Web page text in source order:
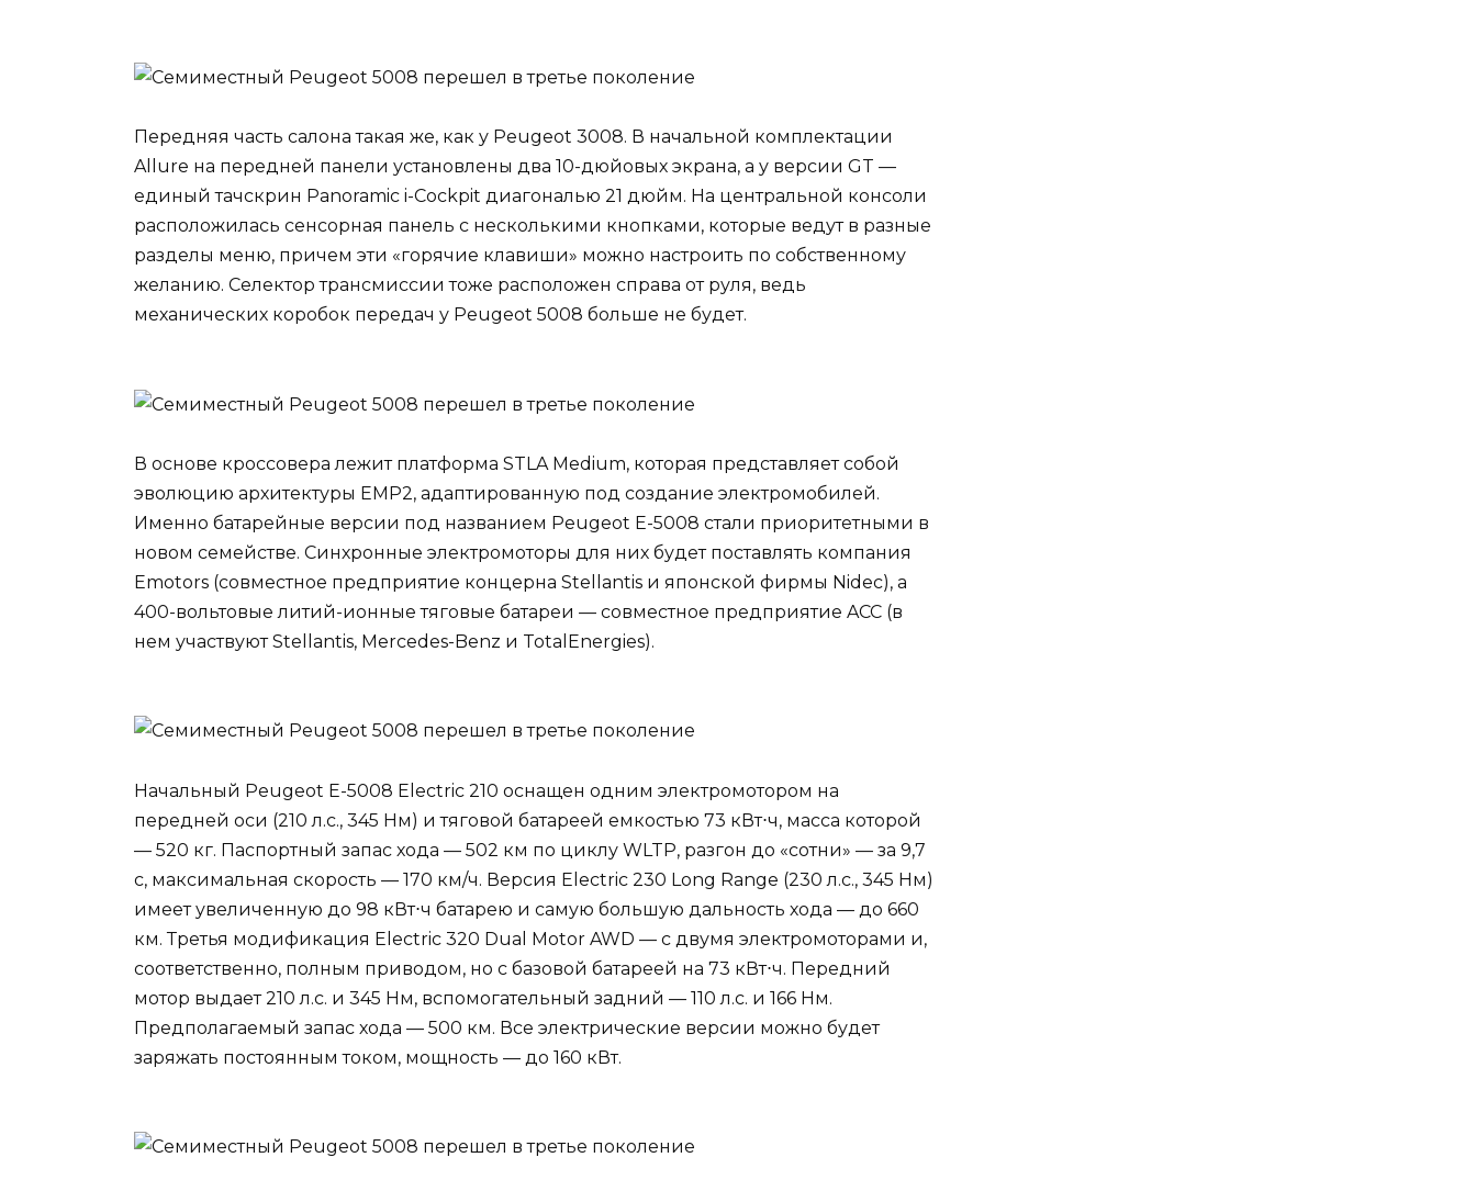
Передняя часть салона такая же, как у Peugeot 3008. В начальной комплектации
Allure на передней панели установлены два 10-дюйовых экрана, а у версии GT —
единый тачскрин Panoramic i-Cockpit диагональю 21 дюйм. На центральной консоли
расположилась сенсорная панель с несколькими кнопками, которые ведут в разные
разделы меню, причем эти «горячие клавиши» можно настроить по собственному
желанию. Селектор трансмиссии тоже расположен справа от руля, ведь
механических коробок передач у Peugeot 5008 больше не будет.
В основе кроссовера лежит платформа STLA Medium, которая представляет собой
эволюцию архитектуры EMP2, адаптированную под создание электромобилей.
Именно батарейные версии под названием Peugeot E-5008 стали приоритетными в
новом семействе. Синхронные электромоторы для них будет поставлять компания
Emotors (совместное предприятие концерна Stellantis и японской фирмы Nidec), а
400-вольтовые литий-ионные тяговые батареи — совместное предприятие ACC (в
нем участвуют Stellantis, Mercedes-Benz и TotalEnergies).
Начальный Peugeot E-5008 Electric 210 оснащен одним электромотором на
передней оси (210 л.с., 345 Нм) и тяговой батареей емкостью 73 кВт⋅ч, масса которой
— 520 кг. Паспортный запас хода — 502 км по циклу WLTP, разгон до «сотни» — за 9,7
с, максимальная скорость — 170 км/ч. Версия Electric 230 Long Range (230 л.с., 345 Нм)
имеет увеличенную до 98 кВт⋅ч батарею и самую большую дальность хода — до 660
км. Третья модификация Electric 320 Dual Motor AWD — с двумя электромоторами и,
соответственно, полным приводом, но с базовой батареей на 73 кВт⋅ч. Передний
мотор выдает 210 л.с. и 345 Нм, вспомогательный задний — 110 л.с. и 166 Нм.
Предполагаемый запас хода — 500 км. Все электрические версии можно будет
заряжать постоянным током, мощность — до 160 кВт.